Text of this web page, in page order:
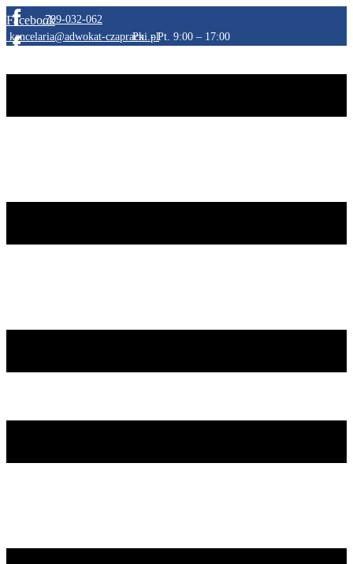
Facebook​799-032-062
​kancelaria@adwokat-czapracki.pl​Pn. - Pt. 9:00 – 17:00